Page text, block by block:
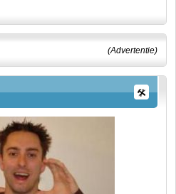
(Advertentie)